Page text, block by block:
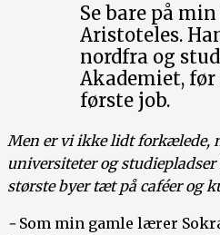
Se bare på
Aristoteles.
nordfra og
Akademiet,
første job.
Men er vi ikke lidt forkælede,
universiteter og
største byer tæt på caféer og
-Som min gamle lærer